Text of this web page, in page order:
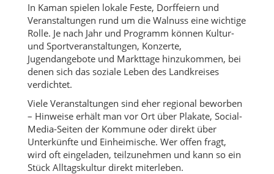
In Kaman spielen lokale Feste, Dorffeiern und
Veranstaltungen rund um die Walnuss eine wichtige
Rolle. Je nach Jahr und Programm können Kultur-
und Sportveranstaltungen, Konzerte,
Jugendangebote und Markttage hinzukommen, bei
denen sich das soziale Leben des Landkreises
verdichtet.
Viele Veranstaltungen sind eher regional beworben
– Hinweise erhält man vor Ort über Plakate, Social-
Media-Seiten der Kommune oder direkt über
Unterkünfte und Einheimische. Wer offen fragt,
wird oft eingeladen, teilzunehmen und kann so ein
Stück Alltagskultur direkt miterleben.